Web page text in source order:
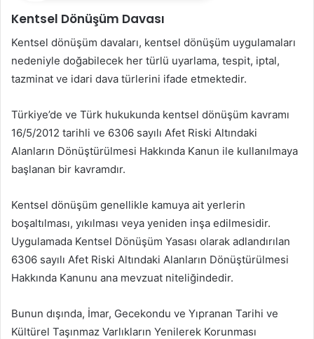
Kentsel Dönüşüm Davası
Kentsel dönüşüm davaları, kentsel dönüşüm uygulamaları
nedeniyle doğabilecek her türlü uyarlama, tespit, iptal,
tazminat ve idari dava türlerini ifade etmektedir.
Türkiye’de ve Türk hukukunda kentsel dönüşüm kavramı
16/5/2012 tarihli ve 6306 sayılı Afet Riski Altındaki
Alanların Dönüştürülmesi Hakkında Kanun ile kullanılmaya
başlanan bir kavramdır.
Kentsel dönüşüm genellikle kamuya ait yerlerin
boşaltılması, yıkılması veya yeniden inşa edilmesidir.
Uygulamada Kentsel Dönüşüm Yasası olarak adlandırılan
6306 sayılı Afet Riski Altındaki Alanların Dönüştürülmesi
Hakkında Kanunu ana mevzuat niteliğindedir.
Bunun dışında, İmar, Gecekondu ve Yıpranan Tarihi ve
Kültürel Taşınmaz Varlıkların Yenilerek Korunması